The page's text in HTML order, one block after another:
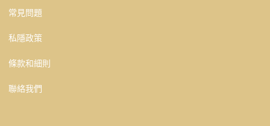
常見問題
私隱政策
條款和細則
聯絡我們